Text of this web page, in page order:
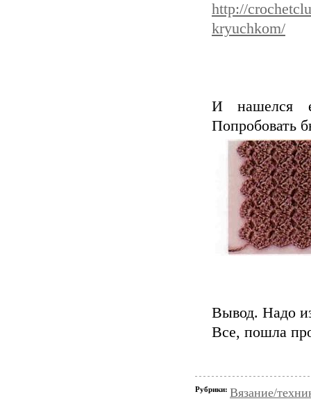
http://
kryuchkom/
И нашелся
Попробовать
Вывод. Надо
Все, пошла
Рубрики: Вязание/